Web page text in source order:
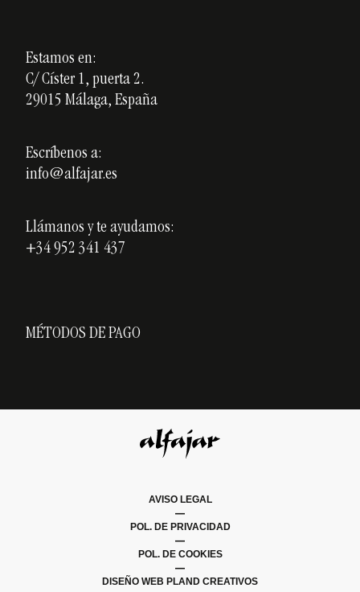
Cerámica personalizada
Opiniones
Política de Privacidad
Política de Cookies
Estamos en:
C/ Císter 1, puerta 2.
29015 Málaga, España
Escríbenos a:
info@alfajar.es
Llámanos y te ayudamos:
+34 952 341 437
MÉTODOS DE PAGO
AVISO LEGAL
|
POL. DE PRIVACIDAD
|
POL. DE COOKIES
|
DISEÑO WEB PLAND CREATIVOS